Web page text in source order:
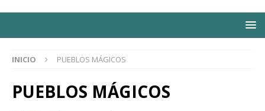
INICIO PUEBLOS MÁGICOS
PUEBLOS MÁGICOS